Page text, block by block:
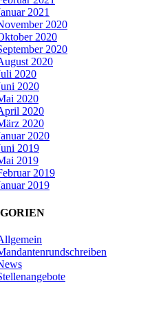
2021
2020
2020
2020
2020
2020
2020
2020
2020
2020
2020
2019
2019
2019
2019